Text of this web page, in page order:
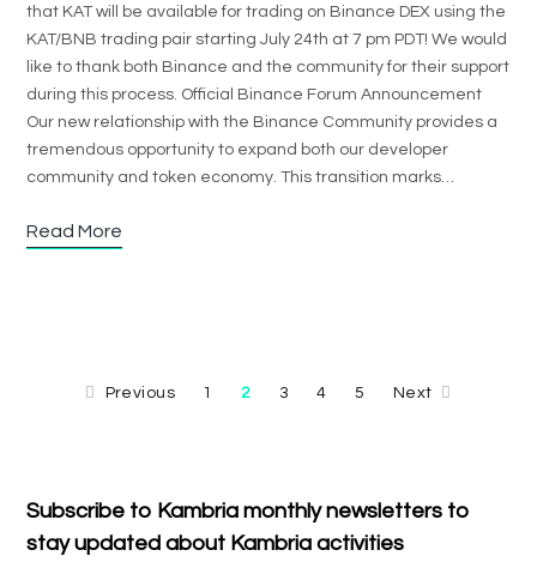
that KAT will be available for trading on Binance DEX using the
KAT/BNB trading pair starting July 24th at 7 pm PDT! We would
like to thank both Binance and the community for their support
during this process. Official Binance Forum Announcement
Our new relationship with the Binance Community provides a
tremendous opportunity to expand both our developer
community and token economy. This transition marks…
Read More
Previous 1 2 3 4 5 Next
Subscribe to Kambria monthly newsletters to
stay updated about Kambria activities